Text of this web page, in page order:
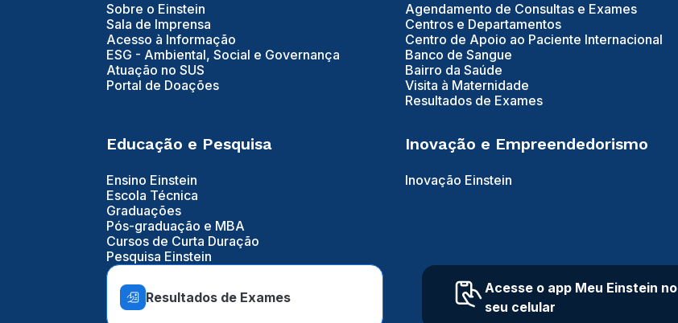
Sobre o Einstein
Sala de Imprensa
Acesso à Informação
ESG - Ambiental, Social e Governança
Atuação no SUS
Portal de Doações
Agendamento de Consultas e Exames
Centros e Departamentos
Centro de Apoio ao Paciente Internacional
Banco de Sangue
Bairro da Saúde
Visita à Maternidade
Resultados de Exames
Educação e Pesquisa
Ensino Einstein
Escola Técnica
Graduações
Pós-graduação e MBA
Cursos de Curta Duração
Pesquisa Einstein
Inovação e Empreendedorismo
Inovação Einstein
Resultados de Exames
Acesse o app Meu Einstein no
seu celular